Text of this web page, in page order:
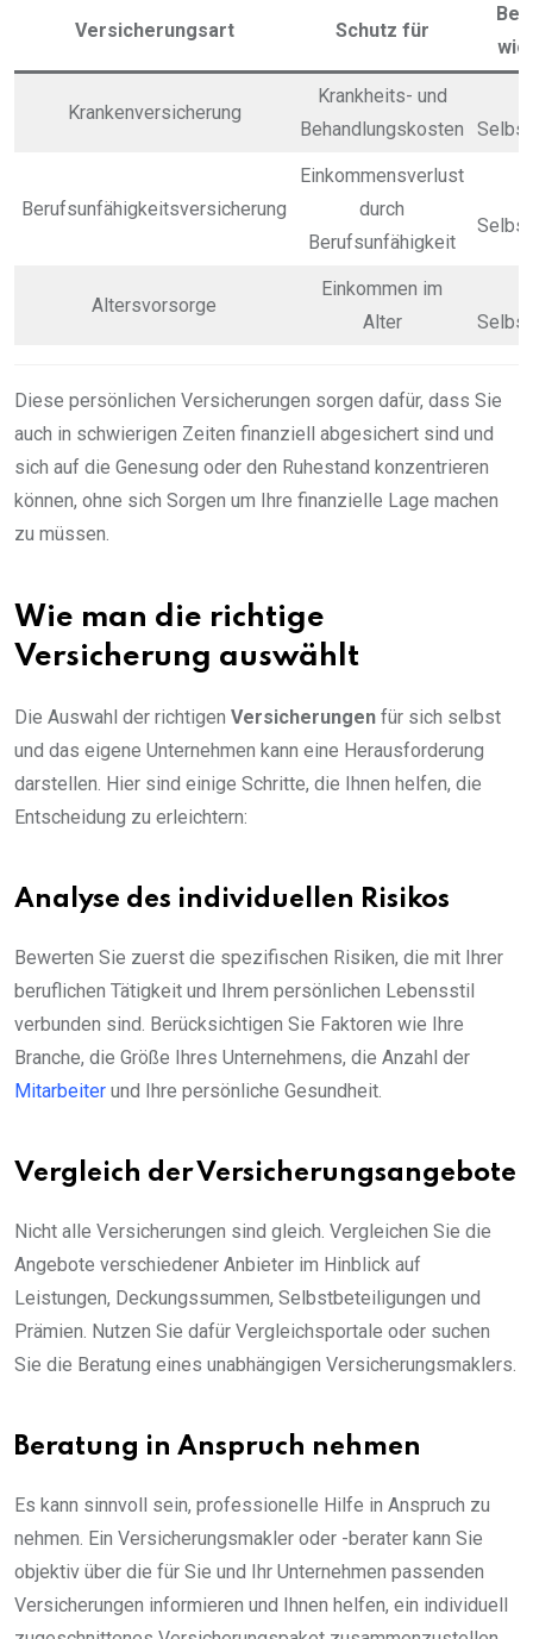
Versicherungsart Schutz für
Krankenversicherung
Krankheits- und
Behandlungskosten
Berufsunfähigkeitsversicherung
Einkommensverlust
durch
Berufsunfähigkeit
Altersvorsorge
Einkommen im
Alter
Diese persönlichen Versicherungen sorgen dafür, dass Sie
auch in schwierigen Zeiten finanziell abgesichert sind und
sich auf die Genesung oder den Ruhestand konzentrieren
können, ohne sich Sorgen um Ihre finanzielle Lage machen
zu müssen.
Wie man die richtige
Versicherung auswählt
Die Auswahl der richtigen Versicherungen für sich selbst
und das eigene Unternehmen kann eine Herausforderung
darstellen. Hier sind einige Schritte, die Ihnen helfen, die
Entscheidung zu erleichtern:
Analyse des individuellen Risikos
Bewerten Sie zuerst die spezifischen Risiken, die mit Ihrer
beruflichen Tätigkeit und Ihrem persönlichen Lebensstil
verbunden sind. Berücksichtigen Sie Faktoren wie Ihre
Branche, die Größe Ihres Unternehmens, die Anzahl der
Mitarbeiter und Ihre persönliche Gesundheit.
Vergleich der Versicherungsangebote
Nicht alle Versicherungen sind gleich. Vergleichen Sie die
Angebote verschiedener Anbieter im Hinblick auf
Leistungen, Deckungssummen, Selbstbeteiligungen und
Prämien. Nutzen Sie dafür Vergleichsportale oder suchen
Sie die Beratung eines unabhängigen Versicherungsmaklers.
Beratung in Anspruch nehmen
Es kann sinnvoll sein, professionelle Hilfe in Anspruch zu
nehmen. Ein Versicherungsmakler oder -berater kann Sie
objektiv über die für Sie und Ihr Unternehmen passenden
Versicherungen informieren und Ihnen helfen, ein individuell